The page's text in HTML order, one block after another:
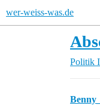
wer-weiss-was.de
Politik